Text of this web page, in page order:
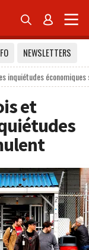
 
NEWSLETTERS
inquiétudes économiques
et